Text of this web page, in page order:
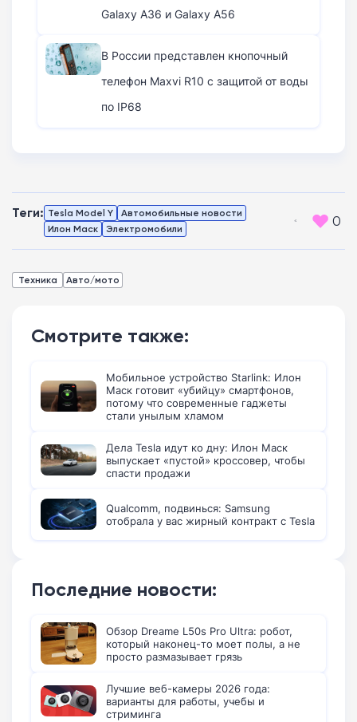
Galaxy A36 и Galaxy A56
В России представлен кнопочный
телефон Maxvi R10 с защитой от воды
по IP68
Теги: Tesla Model Y
Автомобильные новости
Илон Маск
Электромобили 0
Техника Авто/мото
Смотрите также:
Мобильное устройство Starlink: Илон
Маск готовит «убийцу» смартфонов,
потому что современные гаджеты
стали унылым хламом
Дела Tesla идут ко дну: Илон Маск
выпускает «пустой» кроссовер, чтобы
спасти продажи
Qualcomm, подвинься: Samsung
отобрала у вас жирный контракт с Tesla
Последние новости:
Обзор Dreame L50s Pro Ultra: робот,
который наконец-то моет полы, а не
просто размазывает грязь
Лучшие веб-камеры 2026 года:
варианты для работы, учебы и
стриминга